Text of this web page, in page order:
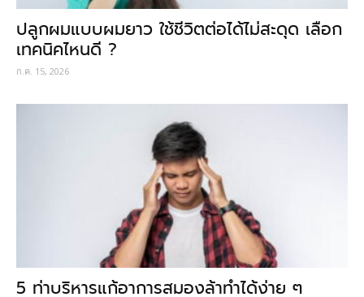
ปลูกผมแบบผมยาว ใช้ชีวิตต่อได้ไม่สะดุด เลือก
เทคนิคไหนดี ?
ก.ค. 15, 2026
5 ท่าบริหารแก้อาการสมองล้าทำได้ง่าย ๆ